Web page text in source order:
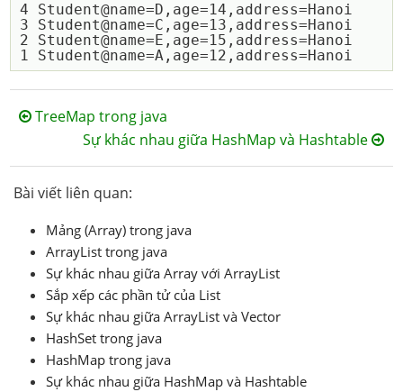
4 Student@name=D,age=14,address=Hanoi
3 Student@name=C,age=13,address=Hanoi
2 Student@name=E,age=15,address=Hanoi
TreeMap trong java
Sự khác nhau giữa HashMap và Hashtable
Bài viết liên quan:
Mảng (Array) trong java
ArrayList trong java
Sự khác nhau giữa Array với ArrayList
Sắp xếp các phần tử của List
Sự khác nhau giữa ArrayList và Vector
HashSet trong java
HashMap trong java
Sự khác nhau giữa HashMap và Hashtable